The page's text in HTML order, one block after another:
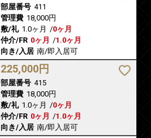
部屋番号 411
管理費 18,000円
敷/礼 1.0ヶ月 /0ヶ月
仲介/FR 0ヶ月 /1.0ヶ月
向き/入居 南/即入居可
225,000円
部屋番号 415
管理費 18,000円
敷/礼 1.0ヶ月 /0ヶ月
仲介/FR 0ヶ月 /1.0ヶ月
向き/入居 南/即入居可